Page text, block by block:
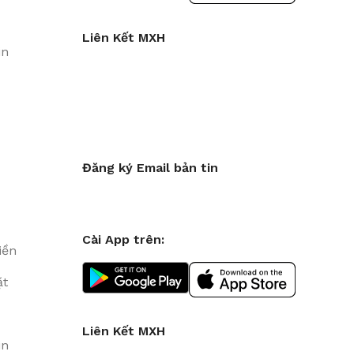
Liên Kết MXH
Đăng ký Email bản tin
Cài App trên:
Liên Kết MXH